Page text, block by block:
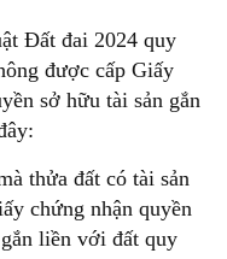
Đất đai 2024 quy
được cấp Giấy
sở hữu tài sản gắn
thửa đất có tài sản
chứng nhận quyền
liền với đất quy